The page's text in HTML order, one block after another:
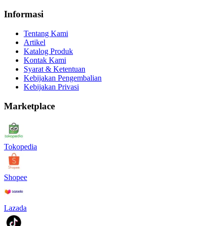
Informasi
Tentang Kami
Artikel
Katalog Produk
Kontak Kami
Syarat & Ketentuan
Kebijakan Pengembalian
Kebijakan Privasi
Marketplace
Tokopedia
Shopee
Lazada